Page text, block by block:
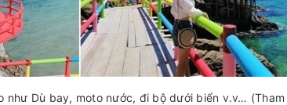
như Dù bay, moto nước, đi bộ dưới biển v.v… (Tham